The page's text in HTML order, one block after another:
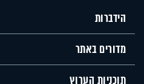
הידברות
מדורים באתר
תוכניות הערוץ